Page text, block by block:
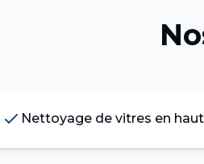
Nettoyage de vitres en